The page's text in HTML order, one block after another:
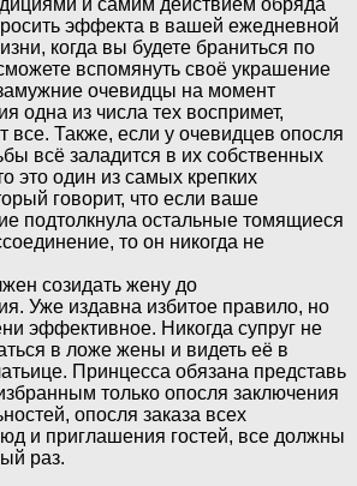
эффекта в вашей ежедневной
когда вы будете браниться по
вспомянуть своё украшение
очевидцы на момент
одна из числа тех воспримет,
все. Также, если у очевидцев опосля
всё заладится в их собственных
это один из самых крепких
говорит, что если ваше
подтолкнула остальные томящиеся
то он никогда не
созидать жену до
Уже издавна избитое правило, но
эффективное. Никогда супруг не
в ложе жены и видеть её в
Принцесса обязана представь
только опосля заключения
опосля заказа всех
и приглашения гостей, все должны
раз.